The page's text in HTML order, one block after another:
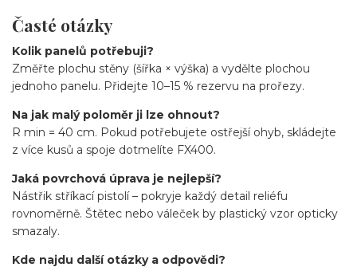
Časté otázky
Kolik panelů potřebuji?
Změřte plochu stěny (šířka × výška) a vydělte plochou
jednoho panelu. Přidejte 10–15 % rezervu na prořezy.
Na jak malý poloměr ji lze ohnout?
R min = 40 cm. Pokud potřebujete ostřejší ohyb, skládejte
z více kusů a spoje dotmelíte FX400.
Jaká povrchová úprava je nejlepší?
Nástřik stříkací pistolí – pokryje každý detail reliéfu
rovnoměrně. Štětec nebo váleček by plastický vzor opticky
smazaly.
Kde najdu další otázky a odpovědi?